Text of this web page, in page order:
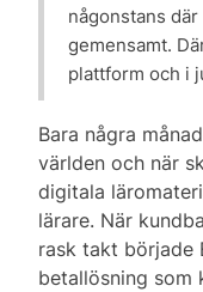
någonstans
gemensamt.
plattform och i
Bara några
världen och när
digitala
lärare. När
rask takt började
betallösning som